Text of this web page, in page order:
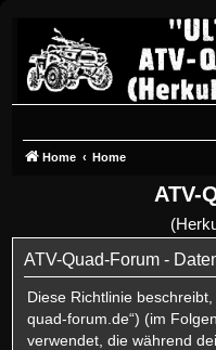
Home Home
ATV-
ATV-Quad-Forum -
Diese Richtlinie
quad-forum.de“) (im
verwendet, die während